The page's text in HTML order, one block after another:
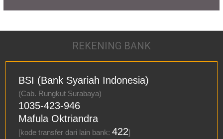
REKENING BANK
BSI (Bank Syariah Indonesia)
(Cab. Rungkut Surabaya)
1035-423-946
Mafula Oktriandra
[kode transfer dari lain bank:422]